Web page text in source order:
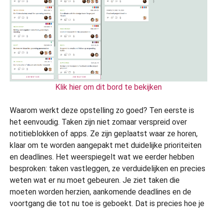
Klik hier om dit bord te bekijken
Waarom werkt deze opstelling zo goed? Ten eerste is
het eenvoudig. Taken zijn niet zomaar verspreid over
notitieblokken of apps. Ze zijn geplaatst waar ze horen,
klaar om te worden aangepakt met duidelijke prioriteiten
en deadlines. Het weerspiegelt wat we eerder hebben
besproken: taken vastleggen, ze verduidelijken en precies
weten wat er nu moet gebeuren. Je ziet taken die
moeten worden herzien, aankomende deadlines en de
voortgang die tot nu toe is geboekt. Dat is precies hoe je